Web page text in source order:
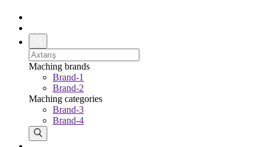
Maching brands
Brand-1
Brand-2
Maching categories
Brand-3
Brand-4